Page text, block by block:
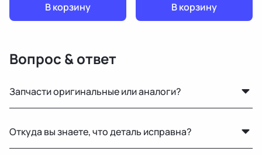
В корзину
В корзину
Вопрос & ответ
Запчасти оригинальные или аналоги?
копиями — все детали снимаются с автомобилей с
минимальным пробегом.
Откуда вы знаете, что деталь исправна?